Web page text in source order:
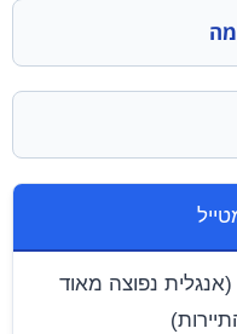
נפוצה מאוד